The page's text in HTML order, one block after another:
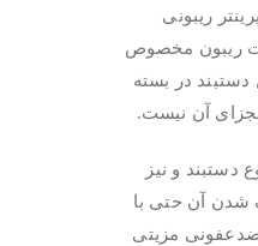
ریبونی
ریبون مخصوص
دستبند در بسته
مجزای آن نیست.
و نیز
آن حتی با
مزیتی